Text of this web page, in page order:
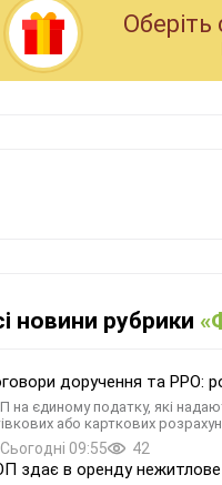
Оберiть
новини рубрики
доручення та РРО:
на єдиному податку, які
або карткових
Сьогодні 09:55 42
здає в оренду нежитлове